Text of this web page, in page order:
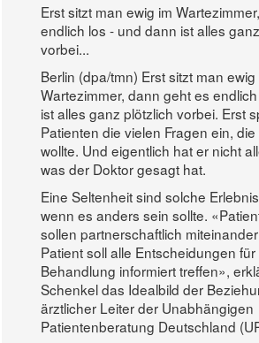
Erst sitzt man ewig im
endlich los - und dann ist alles
vorbei...
Berlin (dpa/tmn) Erst sitzt man ewig
Wartezimmer, dann geht es
ist alles ganz plötzlich vorbei. Erst
Patienten die vielen Fragen ein,
wollte. Und eigentlich hat er nicht
was der Doktor gesagt hat.
Eine Seltenheit sind solche
wenn es anders sein sollte.
sollen partnerschaftlich
Patient soll alle Entscheidungen für
Behandlung informiert treffen»,
Schenkel das Idealbild der
ärztlicher Leiter der Unabhängigen
Patientenberatung Deutschland